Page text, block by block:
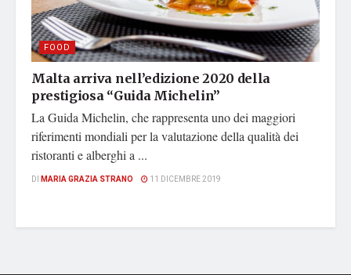
FOOD
Malta arriva nell’edizione 2020 della
prestigiosa “Guida Michelin”
La Guida Michelin, che rappresenta uno dei maggiori
riferimenti mondiali per la valutazione della qualità dei
ristoranti e alberghi a ...
DI MARIA GRAZIA STRANO 11 DICEMBRE 2019